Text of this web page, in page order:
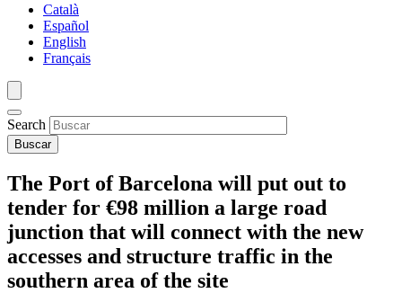
Català
Español
English
Français
Search
The Port of Barcelona will put out to
tender for €98 million a large road
junction that will connect with the new
accesses and structure traffic in the
southern area of the site